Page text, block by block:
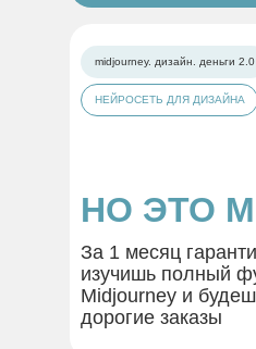
НО ЭТО
За 1 месяц
изучишь полный
Midjourney и
дорогие заказы
midjourney. дизайн. деньги 2.0
НЕЙРОСЕТЬ ДЛЯ ДИЗАЙНА